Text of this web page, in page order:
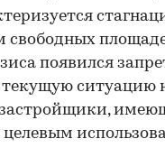
появился
ситуацию